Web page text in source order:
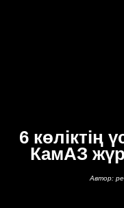
6 көліктің
КамАЗ
Автор: